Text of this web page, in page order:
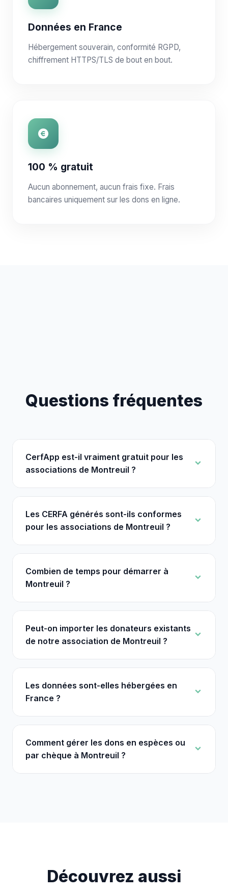
Données en France
Hébergement souverain, conformité RGPD,
chiffrement HTTPS/TLS de bout en bout.
100 % gratuit
Aucun abonnement, aucun frais fixe. Frais
bancaires uniquement sur les dons en ligne.
Questions fréquentes
CerfApp est-il vraiment gratuit pour les
associations de Montreuil ?
Les CERFA générés sont-ils conformes
pour les associations de Montreuil ?
Combien de temps pour démarrer à
Montreuil ?
Peut-on importer les donateurs existants
de notre association de Montreuil ?
Les données sont-elles hébergées en
France ?
Comment gérer les dons en espèces ou
par chèque à Montreuil ?
Découvrez aussi